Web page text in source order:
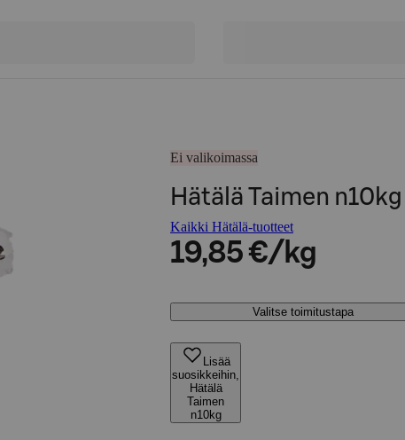
Ei valikoimassa
Hätälä Taimen n10kg
Kaikki Hätälä-tuotteet
19,85 €/kg
Valitse toimitustapa
Lisää
suosikkeihin,
Hätälä
Taimen
n10kg